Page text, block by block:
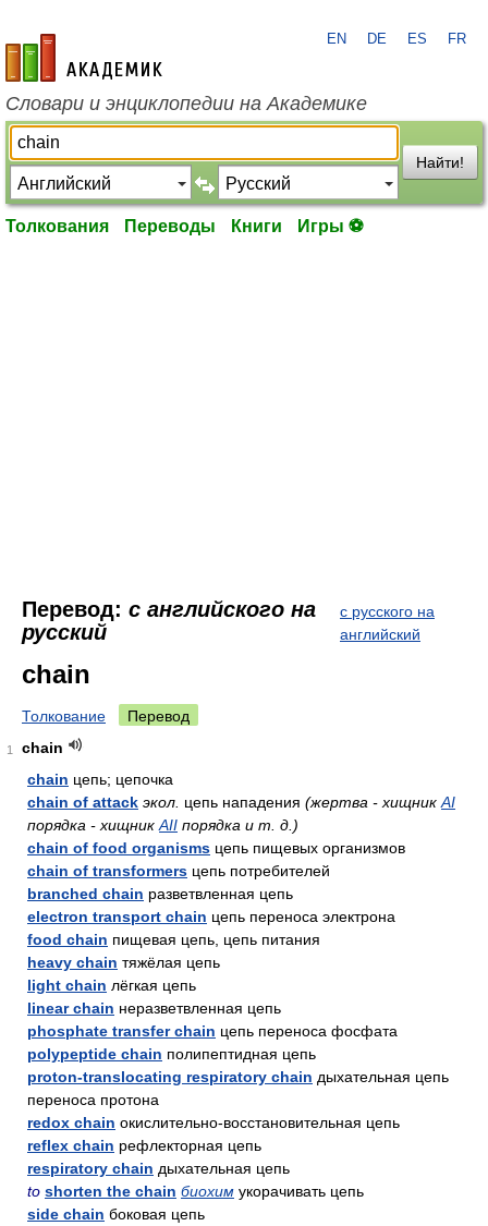
academic.ru
EN DE ES FR
Словари и энциклопедии на Академике
Найти!
Толкования Переводы Книги Игры ⚽
Перевод: с английского на
русский
с русского на
английский
chain
Толкование Перевод
1
chain
chain цепь; цепочка
chain of attack экол. цепь нападения (жертва - хищник AI
порядка - хищник AII порядка и т. д.)
chain of food organisms цепь пищевых организмов
chain of transformers цепь потребителей
branched chain разветвленная цепь
electron transport chain цепь переноса электрона
food chain пищевая цепь, цепь питания
heavy chain тяжёлая цепь
light chain лёгкая цепь
linear chain неразветвленная цепь
phosphate transfer chain цепь переноса фосфата
polypeptide chain полипептидная цепь
proton-translocating respiratory chain дыхательная цепь
переноса протона
redox chain окислительно-восстановительная цепь
reflex chain рефлекторная цепь
respiratory chain дыхательная цепь
to shorten the chain биохим укорачивать цепь
side chain боковая цепь